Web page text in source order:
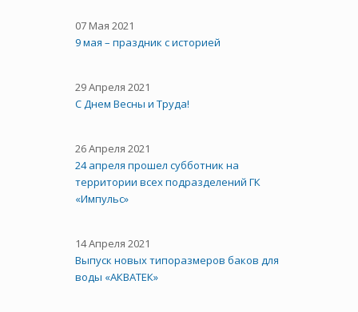
07 Мая 2021
9 мая – праздник с историей
29 Апреля 2021
C Днем Весны и Труда!
26 Апреля 2021
24 апреля прошел субботник на
территории всех подразделений ГК
«Импульс»
14 Апреля 2021
Выпуск новых типоразмеров баков для
воды «АКВАТЕК»